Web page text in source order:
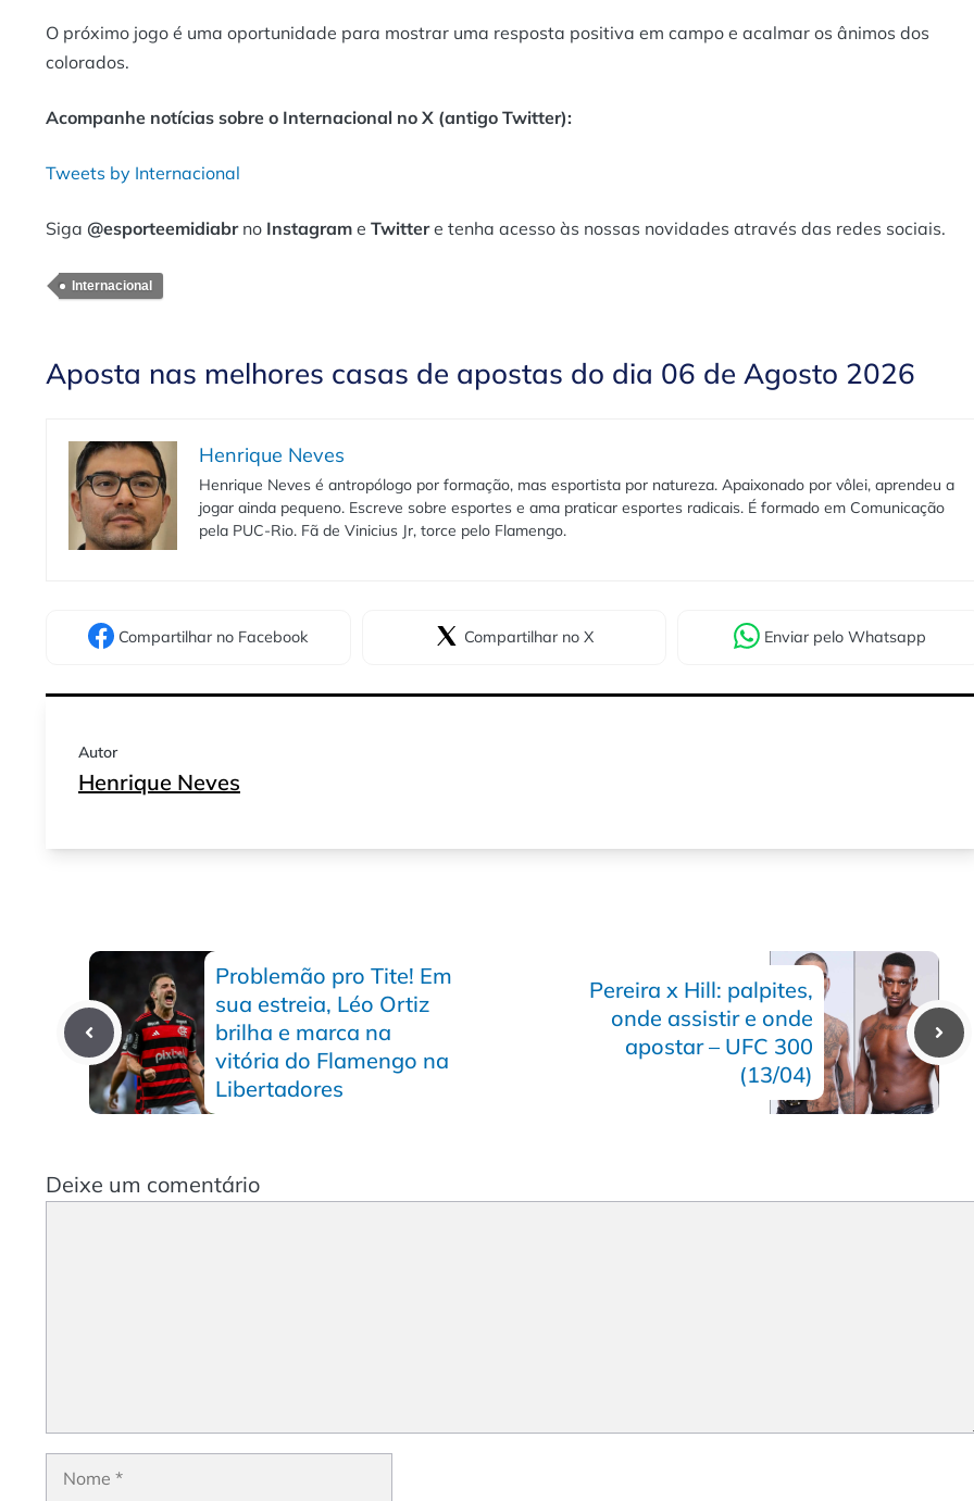
O próximo jogo é uma oportunidade para mostrar uma resposta positiva em campo e acalmar os ânimos dos
colorados.
Acompanhe notícias sobre o Internacional no X (antigo Twitter):
Tweets by Internacional
Siga @esporteemidiabrno Instagram e Twittere tenha acesso às nossas novidades através das redes sociais.
Internacional
Aposta nas melhores casas de apostas do dia 06 de Agosto 2026
Henrique Neves
Henrique Neves é antropólogo por formação, mas esportista por natureza. Apaixonado por vôlei, aprendeu a
jogar ainda pequeno. Escreve sobre esportes e ama praticar esportes radicais. É formado em Comunicação
pela PUC-Rio. Fã de Vinicius Jr, torce pelo Flamengo.
Compartilhar no Facebook Compartilhar no X Enviar pelo Whatsapp
Autor
Henrique Neves
Problemão pro Tite! Em
sua estreia, Léo Ortiz
brilha e marca na
vitória do Flamengo na
Libertadores
Pereira x Hill: palpites,
onde assistir e onde
apostar – UFC 300
(13/04)
Deixe um comentário